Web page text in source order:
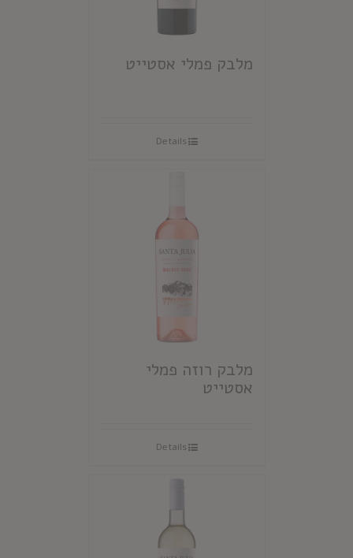
מלבק פמלי אסטייט
Details
מלבק רוזה פמלי
אסטייט
Details